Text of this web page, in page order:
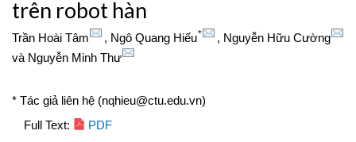
trên robot hàn
Trần Hoài Tâm , Ngô Quang Hiếu* , Nguyễn Hữu Cường
và Nguyễn Minh Thư
* Tác giả liên hệ (nqhieu@ctu.edu.vn)
Article
Full Text: PDF